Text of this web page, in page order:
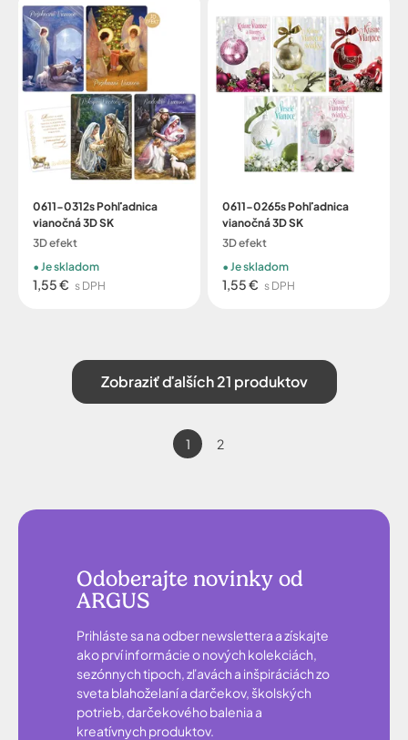
0611-0312s Pohľadnica
vianočná 3D SK
3D efekt
1,55 € s DPH
Je skladom
0611-0265s Pohľadnica
vianočná 3D SK
3D efekt
1,55 € s DPH
Je skladom
Zobraziť ďalších 21 produktov
1 2
Odoberajte novinky od
ARGUS
Prihláste sa na odber newslettera a získajte
ako prví informácie o nových kolekciách,
sezónnych tipoch, zľavách a inšpiráciách zo
sveta blahoželaní a darčekov, školských
potrieb, darčekového balenia a
kreatívnych produktov.